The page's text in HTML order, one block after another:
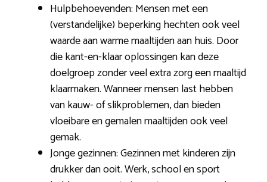
Hulpbehoevenden: Mensen met een
(verstandelijke) beperking hechten ook veel
waarde aan warme maaltijden aan huis. Door
die kant-en-klaar oplossingen kan deze
doelgroep zonder veel extra zorg een maaltijd
klaarmaken. Wanneer mensen last hebben
van kauw- of slikproblemen, dan bieden
vloeibare en gemalen maaltijden ook veel
gemak.
Jonge gezinnen: Gezinnen met kinderen zijn
drukker dan ooit. Werk, school en sport